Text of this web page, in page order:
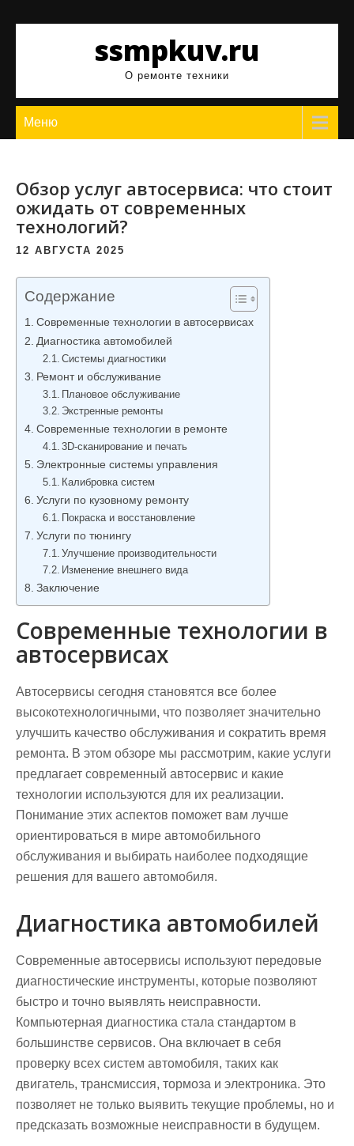
ssmpkuv.ru
О ремонте техники
Меню
Обзор услуг автосервиса: что стоит
ожидать от современных
технологий?
12 АВГУСТА 2025
Содержание
Современные технологии в автосервисах
Диагностика автомобилей
Системы диагностики
Ремонт и обслуживание
Плановое обслуживание
Экстренные ремонты
Современные технологии в ремонте
3D-сканирование и печать
Электронные системы управления
Калибровка систем
Услуги по кузовному ремонту
Покраска и восстановление
Услуги по тюнингу
Улучшение производительности
Изменение внешнего вида
Заключение
Современные технологии в
автосервисах
Автосервисы сегодня становятся все более
высокотехнологичными, что позволяет значительно
улучшить качество обслуживания и сократить время
ремонта. В этом обзоре мы рассмотрим, какие услуги
предлагает современный автосервис и какие
технологии используются для их реализации.
Понимание этих аспектов поможет вам лучше
ориентироваться в мире автомобильного
обслуживания и выбирать наиболее подходящие
решения для вашего автомобиля.
Диагностика автомобилей
Современные автосервисы используют передовые
диагностические инструменты, которые позволяют
быстро и точно выявлять неисправности.
Компьютерная диагностика стала стандартом в
большинстве сервисов. Она включает в себя
проверку всех систем автомобиля, таких как
двигатель, трансмиссия, тормоза и электроника. Это
позволяет не только выявить текущие проблемы, но и
предсказать возможные неисправности в будущем.